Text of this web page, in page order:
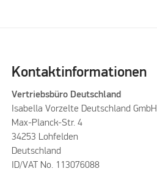
Kontaktinformationen
Vertriebsbüro Deutschland
Isabella Vorzelte Deutschland GmbH
Max-Planck-Str. 4
34253 Lohfelden
Deutschland
ID/VAT No. 113076088